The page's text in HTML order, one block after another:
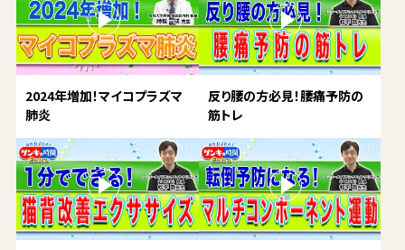
2024年増加！マイコプラズマ
肺炎
反り腰の方必見！腰痛予防の
筋トレ